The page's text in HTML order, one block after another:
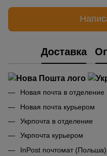
Доставка
Новая почта в отделение
Новая почта курьером
Укрпочта в отделение
Укрпочта курьером
InPost почтомат (Польша)